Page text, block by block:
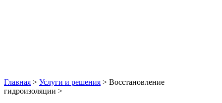
Главная > Услуги и решения > Восстановление
гидроизоляции >